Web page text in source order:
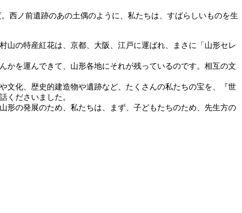
西ノ前遺跡のあの土偶のように、私たちは、すばらしいものを生
の特産紅花は、京都、大阪、江戸に運ばれ、まさに「山形セレ
かを運んできて、山形各地にそれが残っているのです。相互の文
文化、歴史的建造物や遺跡など、たくさんの私たちの宝を、『世
くださいました。
形の発展のため、私たちは、まず、子どもたちのため、先生方の